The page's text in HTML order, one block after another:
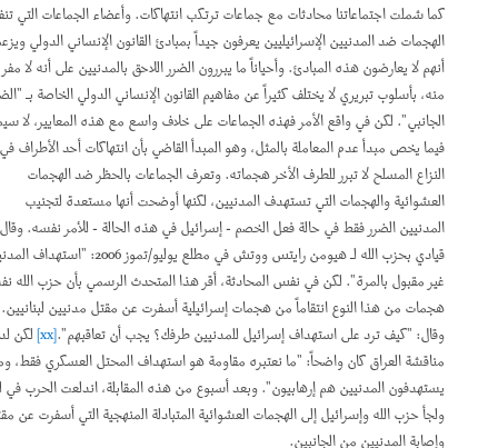
كما شملت اجتماعاتنا محادثات مع جماعات ترتكب انتهاكات. وأعضاء الجماعات التي تنفذ
الهجمات ضد المدنيين الإسرائيليين يعرفون جيداً بمبادئ القانون الإنساني الدولي ويزعمون
أنهم لا يعارضون هذه المبادئ. وأحياناً ما يبررون الضرر اللاحق بالمدنيين على أنه لا مفر
منه، بأسلوب تبريري لا يختلف كثيراً عن مفاهيم القانون الإنساني الدولي الخاصة بـ "الضرر
الجانبي". لكن في واقع الأمر فهذه الجماعات على خلاف واسع مع هذه المعايير، لا سيما
فيما يخص مبدأ عدم المعاملة بالمثل، وهو المبدأ القاضي بأن انتهاكات أحد الأطراف في
النزاع المسلح لا تبرر للطرف الأخر هجماته. وتعرف الجماعات بالحظر ضد الهجمات
العشوائية والهجمات التي تستهدف المدنيين، لكنها أوضحت أنها مستعدة لتجنيب
المدنيين الضرر فقط في حالة فعل الخصم - إسرائيل في هذه الحالة - للأمر نفسه. وقال
قيادي بحزب الله لـ هيومن رايتس ووتش في مطلع يوليو/تموز 2006: "استهداف المدنيين
غير مقبول بالمرة". لكن في نفس المحادثة، أقر هذا المتحدث الرسمي بأن حزب الله نفذ
هجمات من هذا النوع انتقاماً من هجمات إسرائيلية أسفرت عن مقتل مدنيين لبنانيين.
وقال: "كيف ترد على استهداف إسرائيل للمدنيين طرفك؟ يجب أن تعاقبهم".[xx] لكن لدى
مناقشة العراق كان واضحاً: "ما نعتبره مقاومة هو استهداف المحتل العسكري فقط، ومن
يستهدفون المدنيين هم إرهابيون". وبعد أسبوع من هذه المقابلة، اندلعت الحرب في لبنان
ولجأ حزب الله وإسرائيل إلى الهجمات العشوائية المتبادلة المنهجية التي أسفرت عن مقتل